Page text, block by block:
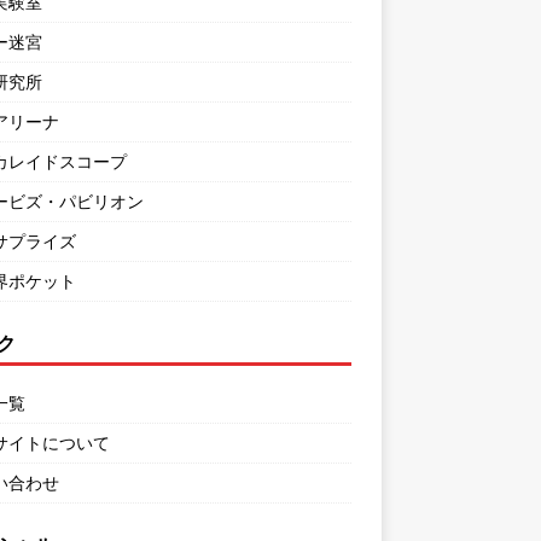
迷宮
究所
リーナ
レイドスコープ
ビズ・パビリオン
プライズ
ポケット
覧
イトについて
合わせ